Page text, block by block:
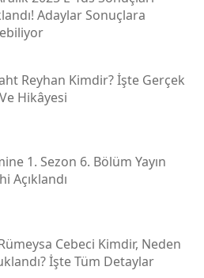
Adaylar Sonuçlara
Reyhan Kimdir? İşte Gerçek
Hikâyesi
1. Sezon 6. Bölüm Yayın
Açıklandı
Cebeci Kimdir, Neden
İşte Tüm Detaylar